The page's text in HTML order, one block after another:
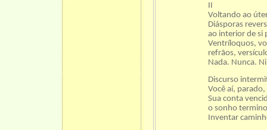
II
Voltando ao
Diásporas
ao interior de si
Ventríloquos,
refrãos,
Nada. Nunca.
Discurso
Você aí,
Sua conta
o sonho
Inventar